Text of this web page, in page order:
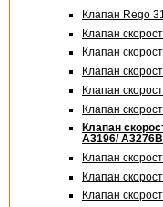
Клапан Rego
Клапан
Клапан
Клапан
Клапан
Клапан
Клапан
A3196/
Клапан
Клапан
Клапан